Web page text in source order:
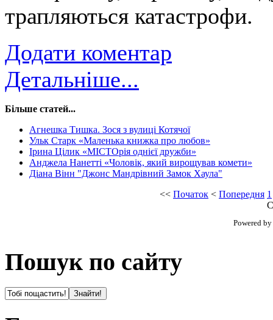
трапляються катастрофи.
Додати коментар
Детальніше...
Більше статей...
Агнешка Тишка. Зося з вулиці Котячої
Ульк Старк «Маленька книжка про любов»
Ірина Цілик «МІСТОрія однієї дружби»
Анджела Нанетті «Чоловік, який вирощував комети»
Діана Вінн "Джонс Мандрівний Замок Хаула"
<< Початок < Попередня 1
Powered by
Пошук по сайту